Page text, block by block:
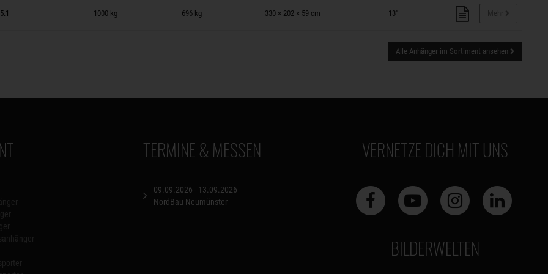
1000 kg 696 kg 330 × 202 × 59 cm 13"
auf Merkzettel
Alle Anhänger im Sortiment ansehen
TERMINE & MESSEN
09.09.2026 - 13.09.2026
NordBau Neumünster
VERNETZE DICH MIT UNS
BILDERWELTEN